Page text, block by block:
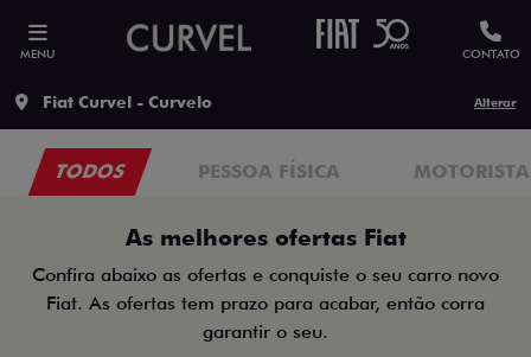
MENU CONTATO
Fiat Curvel - Curvelo Alterar
TODOS PESSOA FÍSICA
As melhores ofertas Fiat
Confira abaixo as ofertas e conquiste o seu carro novo
Fiat. As ofertas tem prazo para acabar, então corra
garantir o seu.